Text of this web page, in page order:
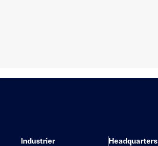
Industrier Headquarters